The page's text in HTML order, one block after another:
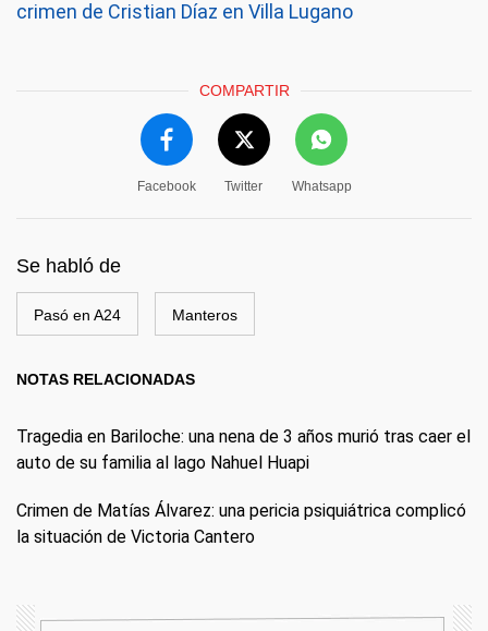
crimen de Cristian Díaz en Villa Lugano
COMPARTIR
Facebook Twitter Whatsapp
Se habló de
Pasó en A24 Manteros
NOTAS RELACIONADAS
Tragedia en Bariloche: una nena de 3 años murió tras caer el
auto de su familia al lago Nahuel Huapi
Crimen de Matías Álvarez: una pericia psiquiátrica complicó
la situación de Victoria Cantero